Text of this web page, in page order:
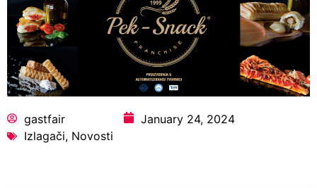
gastfair
January 24, 2024
Izlagači, Novosti